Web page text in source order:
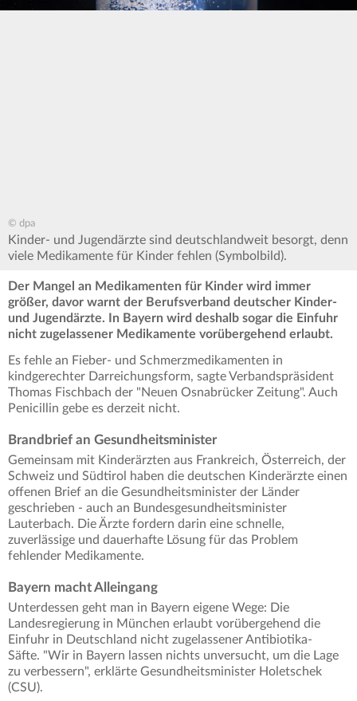
© dpa
Kinder- und Jugendärzte sind deutschlandweit besorgt, denn
viele Medikamente für Kinder fehlen (Symbolbild).
Der Mangel an Medikamenten für Kinder wird immer
größer, davor warnt der Berufsverband deutscher Kinder-
und Jugendärzte. In Bayern wird deshalb sogar die Einfuhr
nicht zugelassener Medikamente vorübergehend erlaubt.
Es fehle an Fieber- und Schmerzmedikamenten in
kindgerechter Darreichungsform, sagte Verbandspräsident
Thomas Fischbach der "Neuen Osnabrücker Zeitung". Auch
Penicillin gebe es derzeit nicht.
Brandbrief an Gesundheitsminister
Gemeinsam mit Kinderärzten aus Frankreich, Österreich, der
Schweiz und Südtirol haben die deutschen Kinderärzte einen
offenen Brief an die Gesundheitsminister der Länder
geschrieben - auch an Bundesgesundheitsminister
Lauterbach. Die Ärzte fordern darin eine schnelle,
zuverlässige und dauerhafte Lösung für das Problem
fehlender Medikamente.
Bayern macht Alleingang
Unterdessen geht man in Bayern eigene Wege: Die
Landesregierung in München erlaubt vorübergehend die
Einfuhr in Deutschland nicht zugelassener Antibiotika-
Säfte. "Wir in Bayern lassen nichts unversucht, um die Lage
zu verbessern", erklärte Gesundheitsminister Holetschek
(CSU).